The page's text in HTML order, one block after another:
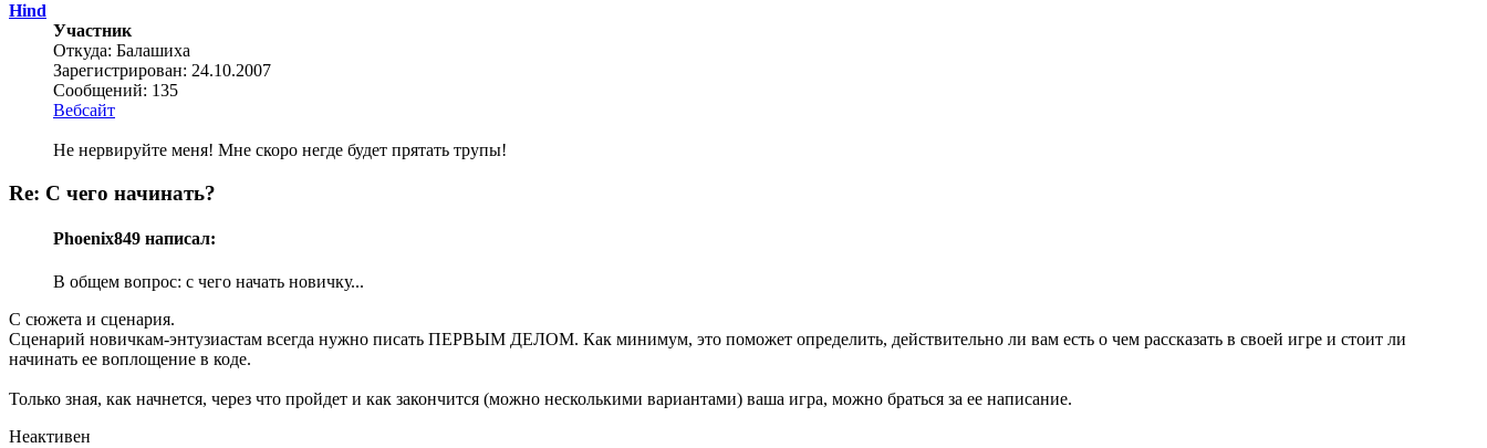
Hind
Участник
Откуда: Балашиха
Зарегистрирован: 24.10.2007
Сообщений: 135
Вебсайт
Не нервируйте меня! Мне скоро негде будет прятать трупы!
Re: С чего начинать?
Phoenix849 написал:
В общем вопрос: с чего начать новичку...
С сюжета и сценария.
Сценарий новичкам-энтузиастам всегда нужно писать ПЕРВЫМ ДЕЛОМ. Как минимум, это поможет определить, действительно ли вам есть о чем рассказать в своей игре и стоит ли
начинать ее воплощение в коде.
Только зная, как начнется, через что пройдет и как закончится (можно несколькими вариантами) ваша игра, можно браться за ее написание.
Неактивен